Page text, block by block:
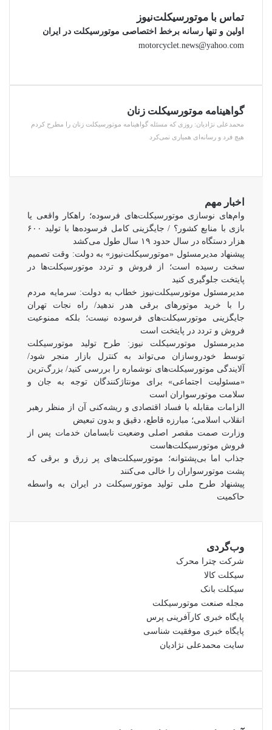
تماس با موتورسیکلت‌نیوز
اولین و تنها رسانه برخط اختصاصی موتورسیکلت در ایران
motorcyclet.news@yahoo.com
گواهینامه موتورسیکلت زنان
محمدعلی نژادیان: روزی که مسئله گواهینامه موتورسیکلت زنان را مطرح کردم
هیچ فرد و رسانه‌ای همیاری نمی‌کرد
اخبار مهم
وام‌های نوسازی موتورسیکلت‌های فرسوده؛ راهکار واقعی یا
بازی با منابع کشور؟ / جایگزینی کامل فرسوده‌ها با تولید ۶۰۰
هزار دستگاه در سال حدود ۱۹ سال طول می‌کشد
پیشنهاد مدیرمسئول «موتورسیکلت‌نیوز» به دولت: وقت تصمیم
سخت رسیده است؛ از فروش و تردد موتورسیکلت‌ها در
پایتخت جلوگیری کنید
مدیرمسئول موتورسیکلت‌نیوز خطاب به دولت: سرمایه مردم
را با خرید موتورهای برقی هدر ندهید/ راه نجات تهران
جایگزینی موتورسیکلت‌های فرسوده نیست؛ بلکه ممنوعیت
فروش و تردد در پایتخت است
مدیرمسئول موتورسیکلت نیوز: طرح تولید موتورسیکلت
توسط خودروسازان می‌تواند به کنترل بازار منجر شود/
آلایندگی موتورسیکلت‌های نوشماره را بررسی کنید/ بزرگ‌ترین
«مسئولیت اجتماعی» برای مونتاژکنندگان توجه به جان و
سلامت موتورسواران است
الزامات مقابله با فساد اقتصادی و ریشه‌کنی آن از منظر رهبر
انقلاب اسلامی؛ مبارزه قاطع، دقیق و بدون تبعیض
وزارت صمت مقصر اصلی وضعیت نابسامان خدمات پس از
فروش موتورسیکلت‌هاست
جذاب اما بی‌پشتوانه؛ موتورسیکلت‌های پر زرق‌ و برقی که
پشت موتورسواران را خالی می‌کنند
پیشنهاد طرح ملی تولید موتورسیکلت در ایران به واسطه
حاکمیت
وب‌گردی
شرکت چترا محرک
سیکلت کالا
سیکلت بانک
مجله صنعت موتورسیکلت
پایگاه خبری کارآفرینی پرس
پایگاه خبری موفقیت شناسی
سایت محمدعلی نژادیان